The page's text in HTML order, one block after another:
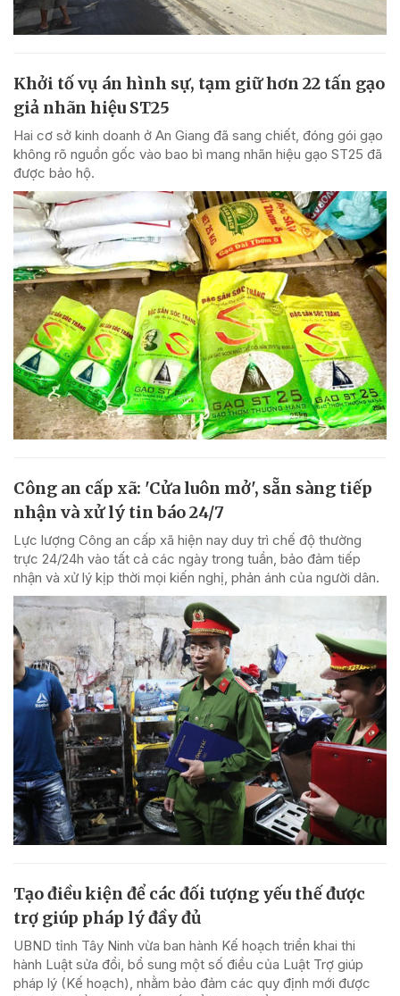
Khởi tố vụ án hình sự, tạm giữ hơn 22 tấn gạo
giả nhãn hiệu ST25
Hai cơ sở kinh doanh ở An Giang đã sang chiết, đóng gói gạo
không rõ nguồn gốc vào bao bì mang nhãn hiệu gạo ST25 đã
được bảo hộ.
Công an cấp xã: 'Cửa luôn mở', sẵn sàng tiếp
nhận và xử lý tin báo 24/7
Lực lượng Công an cấp xã hiện nay duy trì chế độ thường
trực 24/24h vào tất cả các ngày trong tuần, bảo đảm tiếp
nhận và xử lý kịp thời mọi kiến nghị, phản ánh của người dân.
Tạo điều kiện để các đối tượng yếu thế được
trợ giúp pháp lý đầy đủ
UBND tỉnh Tây Ninh vừa ban hành Kế hoạch triển khai thi
hành Luật sửa đổi, bổ sung một số điều của Luật Trợ giúp
pháp lý (Kế hoạch), nhằm bảo đảm các quy định mới được